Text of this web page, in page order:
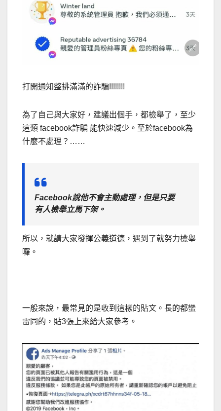
打開通知整排滿滿的詐騙!!!!!!!!
為了自己與大家好，建議出個手，都檢舉了，至少
這類 facebook詐騙 能快速減少。至於facebook為
什麼不處理？……
Facebook說他不會主動處理，但是只要
有人檢舉立馬下架。
所以，就請大家發揮公義道德，遇到了就努力檢舉
囉。
一般來說，最常見的是收到這樣的貼文。長的都蠻
雷同的，貼3張上來給大家參考。